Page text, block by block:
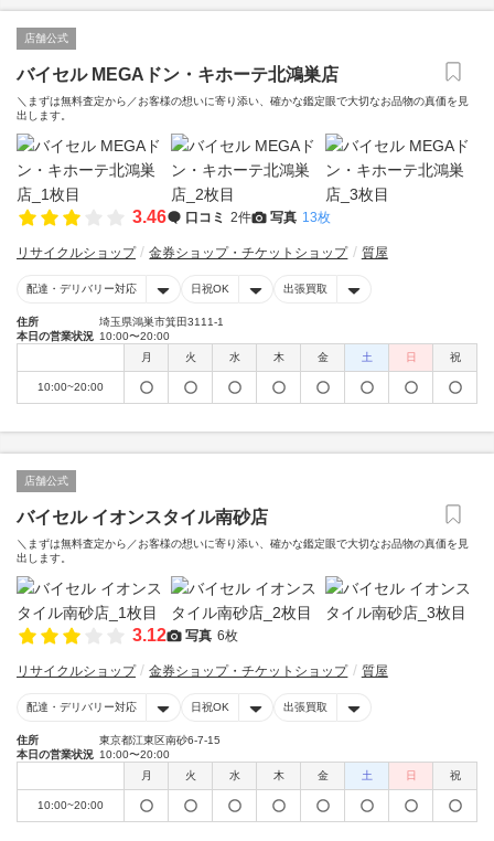
店舗公式
バイセル MEGAドン・キホーテ北鴻巣店
＼まずは無料査定から／お客様の想いに寄り添い、確かな鑑定眼で大切なお品物の真価を見
出します。
3.46 口コミ 2件 写真 13枚
リサイクルショップ 金券ショップ・チケットショップ 質屋
配達・デリバリー対応 日祝OK 出張買取
住所
埼玉県鴻巣市箕田3111-1
本日の営業状況 10:00〜20:00
月
火 水 木 金 土 日 祝
10:00~20:00
店舗公式
バイセル イオンスタイル南砂店
＼まずは無料査定から／お客様の想いに寄り添い、確かな鑑定眼で大切なお品物の真価を見
出します。
3.12 写真 6枚
リサイクルショップ 金券ショップ・チケットショップ 質屋
配達・デリバリー対応 日祝OK 出張買取
住所
東京都江東区南砂6-7-15
本日の営業状況 10:00〜20:00
月
火 水 木 金 土 日 祝
10:00~20:00